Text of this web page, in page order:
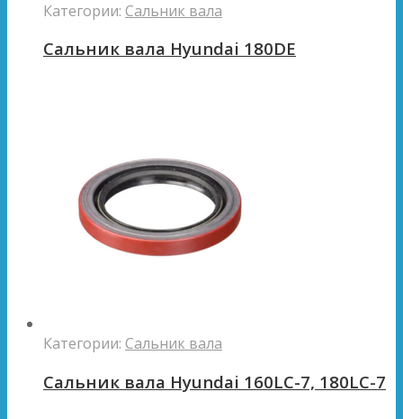
Категории: Сальник вала
Сальник вала Hyundai 180DE
Категории: Сальник вала
Сальник вала Hyundai 160LC-7, 180LC-7